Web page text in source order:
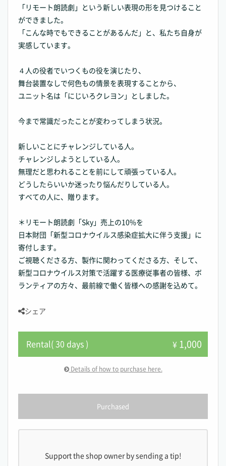
「リモート朗読劇」という新しい表現の形を見つけること
ができました。
「こんな時でもできることがあるんだ」と、私たち自身が
実感しています。
４人の役者でいつくもの役を演じたり、
舞台装置なしで何色もの情景を表現することから、
ユニット名は「にじいろクレヨン」としました。
今まで常識だったことが変わってしまう状況。
新しいことにチャレンジしている人。
チャレンジしようとしている人。
無理だと思われることを前にして頑張っている人。
どうしたらいいか迷ったり悩んだりしている人。
すべての人に、贈ります。
＊リモート朗読劇「Sky」売上の10%を
日本財団「新型コロナウイルス感染症拡大に伴う支援」に
寄付します。
ご視聴くださる方、製作に関わってくださる方、そして、
新型コロナウイルス対策で活躍する医療従事者の皆様、ボ
ランティアの方々、最前線で働く皆様への感謝を込めて。
シェア
Rental( 30 days ) ¥ 1,000
Details of how to purchase here.
Purchased
Support the shop owner by sending a tip!